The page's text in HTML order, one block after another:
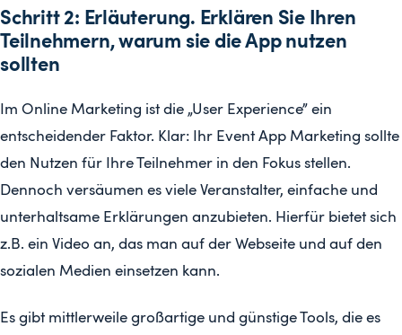
Schritt 2: Erläuterung. Erklären Sie Ihren
Teilnehmern, warum sie die App nutzen
sollten
Im Online Marketing ist die „User Experience” ein
entscheidender Faktor. Klar: Ihr Event App Marketing sollte
den Nutzen für Ihre Teilnehmer in den Fokus stellen.
Dennoch versäumen es viele Veranstalter, einfache und
unterhaltsame Erklärungen anzubieten. Hierfür bietet sich
z.B. ein Video an, das man auf der Webseite und auf den
sozialen Medien einsetzen kann.
Es gibt mittlerweile großartige und günstige Tools, die es